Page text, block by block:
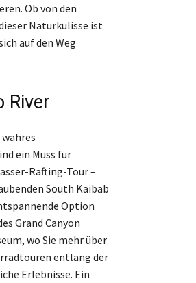
Ob von den
Naturkulisse ist
auf den Weg
River
ein Muss für
Rafting-Tour –
South Kaibab
Option
Grand Canyon
wo Sie mehr über
entlang der
Erlebnisse. Ein